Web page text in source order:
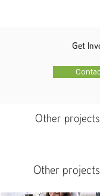
Get
Other
Other